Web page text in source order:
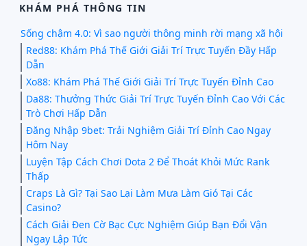
KHÁM PHÁ THÔNG TIN
Sống chậm 4.0: Vì sao người thông minh rời mạng xã hội
Red88: Khám Phá Thế Giới Giải Trí Trực Tuyến Đầy Hấp
Dẫn
Xo88: Khám Phá Thế Giới Giải Trí Trực Tuyến Đỉnh Cao
Da88: Thưởng Thức Giải Trí Trực Tuyến Đỉnh Cao Với Các
Trò Chơi Hấp Dẫn
Đăng Nhập 9bet: Trải Nghiệm Giải Trí Đỉnh Cao Ngay
Hôm Nay
Luyện Tập Cách Chơi Dota 2 Để Thoát Khỏi Mức Rank
Thấp
Craps Là Gì? Tại Sao Lại Làm Mưa Làm Gió Tại Các
Casino?
Cách Giải Đen Cờ Bạc Cực Nghiệm Giúp Bạn Đổi Vận
Ngay Lập Tức